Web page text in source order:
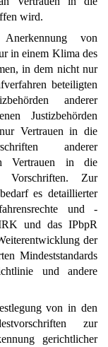
wird.
von
in einem Klima des
in dem nicht nur
beteiligten
anderer
Justizbehörden
Vertrauen in die
anderer
Vertrauen in die
Vorschriften. Zur
es detaillierter
und -
und das IPbpR
der
Mindeststandards
und andere
von in den
zur
gerichtlicher